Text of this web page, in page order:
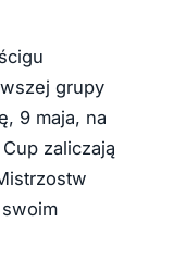
grupy
9 maja, na
zaliczają